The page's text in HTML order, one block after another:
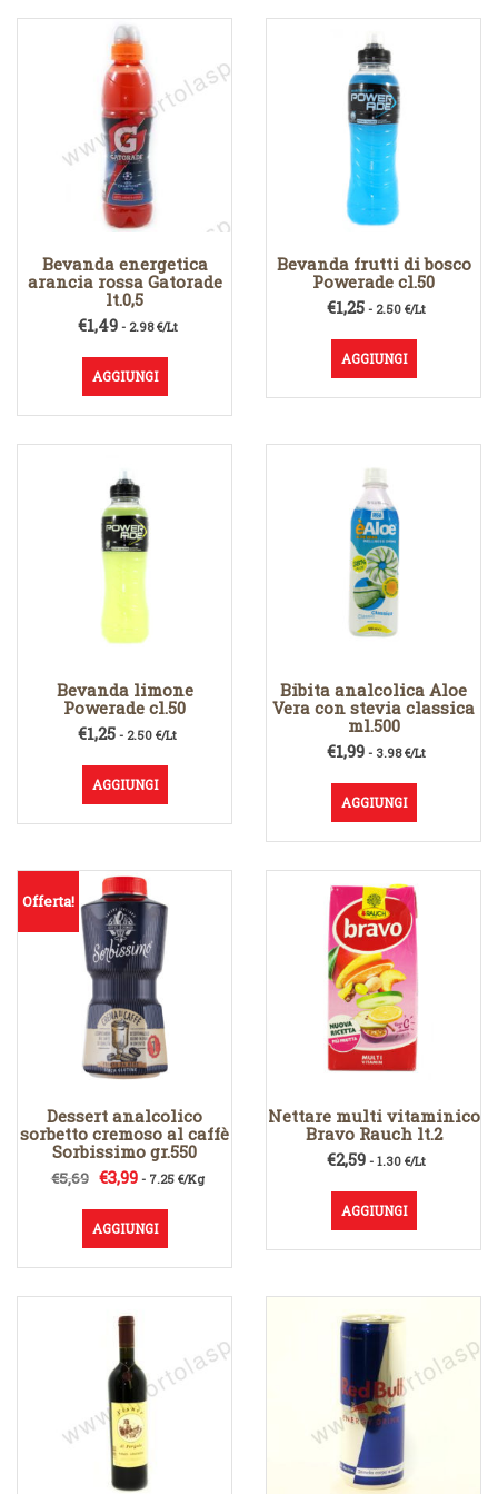
Bevanda energetica
arancia rossa Gatorade
lt.0,5
€1,49- 2.98 €/Lt
AGGIUNGI
Bevanda frutti di bosco
Powerade cl.50
€1,25 - 2.50 €/Lt
AGGIUNGI
Bevanda limone
Powerade cl.50
€1,25 - 2.50 €/Lt
AGGIUNGI
Bibita analcolica Aloe
Vera con stevia classica
ml.500
€1,99 - 3.98 €/Lt
AGGIUNGI
Offerta!
Dessert analcolico
sorbetto cremoso al caffè
Sorbissimo gr.550
€5,69 Il
originale
era:
€5,69.
€3,99Il
attuale
è:
€3,99.
- 7.25 €/Kg
AGGIUNGI
Nettare multi vitaminico
Bravo Rauch lt.2
€2,59 - 1.30 €/Lt
AGGIUNGI